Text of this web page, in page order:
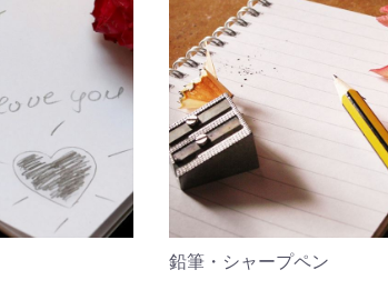
鉛筆・シャープペン